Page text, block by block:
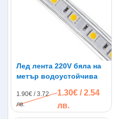
Лед лента 220V бяла на
метър водоустойчива
1.90€ / 3.72
лв.
1.30€ / 2.54
лв.